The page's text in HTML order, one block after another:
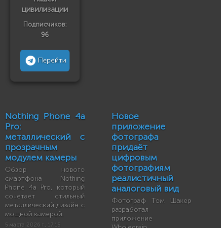
цивилизации
Подписчиков:
96
Перейти
Nothing Phone 4a
Pro:
металлический с
прозрачным
модулем камеры
Обзор нового
смартфона Nothing
Phone 4a Pro, который
сочетает стильный
металлический дизайн с
мощной камерой.
5 марта 2026 г., 17:15
Новое
приложение
фотографа
придаёт
цифровым
фотографиям
реалистичный
аналоговый вид
Фотограф Том Шакер
разработал
приложение